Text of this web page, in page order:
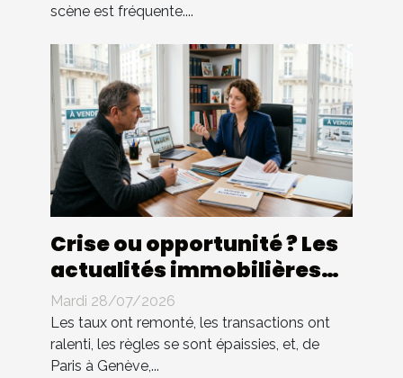
scène est fréquente....
Crise ou opportunité ? Les
actualités immobilières
remettent-elles en cause
le conseil juridique
Mardi 28/07/2026
Les taux ont remonté, les transactions ont
ralenti, les règles se sont épaissies, et, de
Paris à Genève,...